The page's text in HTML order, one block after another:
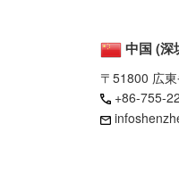
中国 (深
〒51800 広
+86-755-